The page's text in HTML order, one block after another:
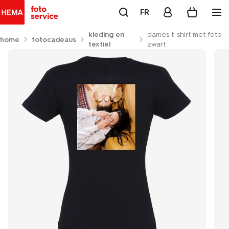
FR
home fotocadeaus
kleding en
textiel
dames t-shirt met foto -
zwart